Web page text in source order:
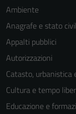
Ambiente
Anagrafe e stato
Appalti pubblici
Autorizzazioni
Catasto, urbanistica
Cultura e tempo
Educazione e